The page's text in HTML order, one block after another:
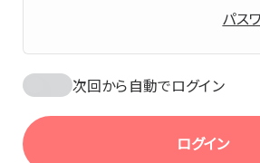
パス
次回から自動でログイン
ログイン